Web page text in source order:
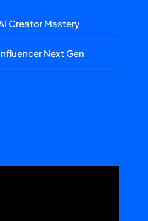
Creator Mastery
Next Gen